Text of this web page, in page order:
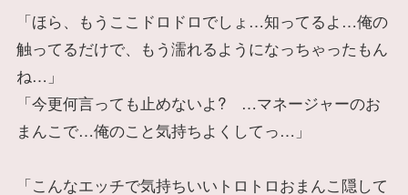
「ほら、もうここドロドロでしょ…知ってるよ…俺の
触ってるだけで、もう濡れるようになっちゃったもん
ね…」
「今更何言っても止めないよ? …マネージャーのお
まんこで…俺のこと気持ちよくしてっ…」
「こんなエッチで気持ちいいトロトロおまんこ隠して